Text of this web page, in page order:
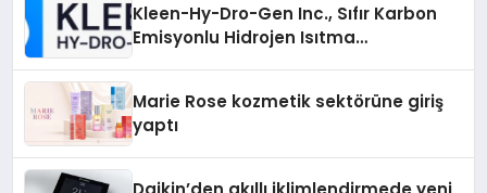
Kleen-Hy-Dro-Gen Inc., Sıfır Karbon
Emisyonlu Hidrojen Isıtma
Marie Rose kozmetik sektörüne giriş
yaptı